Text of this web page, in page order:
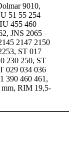
9010,
51 55 254
455 460
JNS 2065
2147 2150
ST 017
230 250, ST
029 034 036
390 460 461,
RIM 19,5-